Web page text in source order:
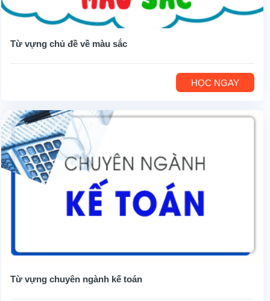
Từ vựng chủ đề về màu sắc
HỌC NGAY
Từ vựng chuyên ngành kế toán